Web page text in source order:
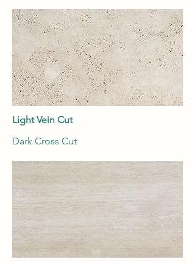
Light Vein Cut
Dark Cross Cut